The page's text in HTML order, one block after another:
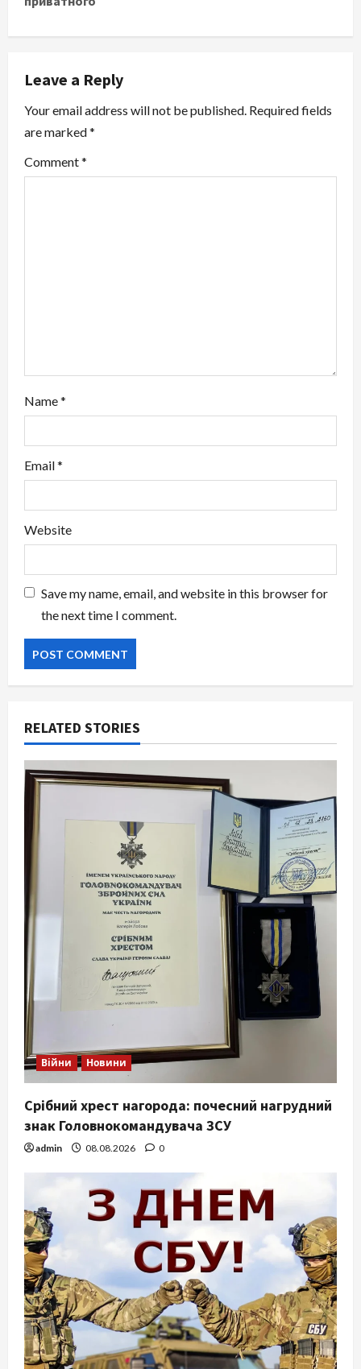
n
a
v
i
g
a
Leave a Reply
Your email address will not be published. Required fields
are marked*
Comment*
Name*
Email*
Website
Save my name, email, and website in this browser for
the next time I comment.
RELATED STORIES
Війни Новини
Срібний хрест нагорода: почесний нагрудний
знак Головнокомандувача ЗСУ
admin 08.08.2026 0